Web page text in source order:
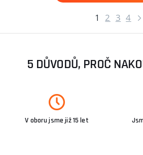
1 2 3 4
5 DŮVODŮ, PROČ
V oboru jsme již 15 let